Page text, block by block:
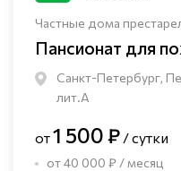
Частные дома
Пансионат для
Санкт-Петербург,
лит.А
от1 500 ₽ / сутки
от 40 000 ₽ / месяц